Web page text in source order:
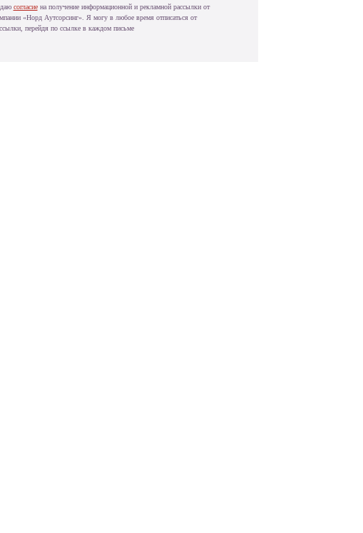
согласиена получение информационной и рекламной рассылки от
«Норд Аутсорсинг». Я могу в любое время отписаться от
перейдя по ссылке в каждом письме